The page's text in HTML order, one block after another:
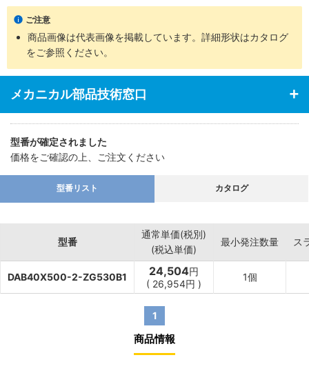
・耐久性のあるピストンパッキンを採用
・センサスイッチの後付けが可能
・高い取付け精度と簡単な取付作業
【用途】
・あらゆる業界の空気圧機器や生産ラインに対応
ご注意
商品画像は代表画像を掲載しています。詳細形状はカタログ
をご参照ください。
メカニカル部品技術窓口
型番が確定されました
価格をご確認の上、ご注文ください
型番リスト カタログ
型番
通常単価(税別)
(税込単価)
最小発注数量 ス
DAB40X500-2-ZG530B1 24,504円
( 26,954円 )
1個
1
商品情報